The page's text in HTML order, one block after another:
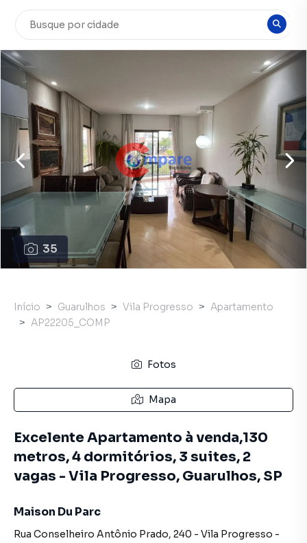
35
Início Guarulhos Vila Progresso
Apartamento
AP22205_COMP
Fotos
Mapa
Excelente Apartamento à venda,130
metros, 4 dormitórios, 3 suites, 2
vagas - Vila Progresso, Guarulhos, SP
Maison Du Parc
Rua Conselheiro Antônio Prado, 240 - Vila Progresso -